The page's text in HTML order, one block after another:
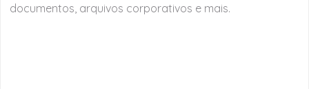
documentos, arquivos corporativos e mais.